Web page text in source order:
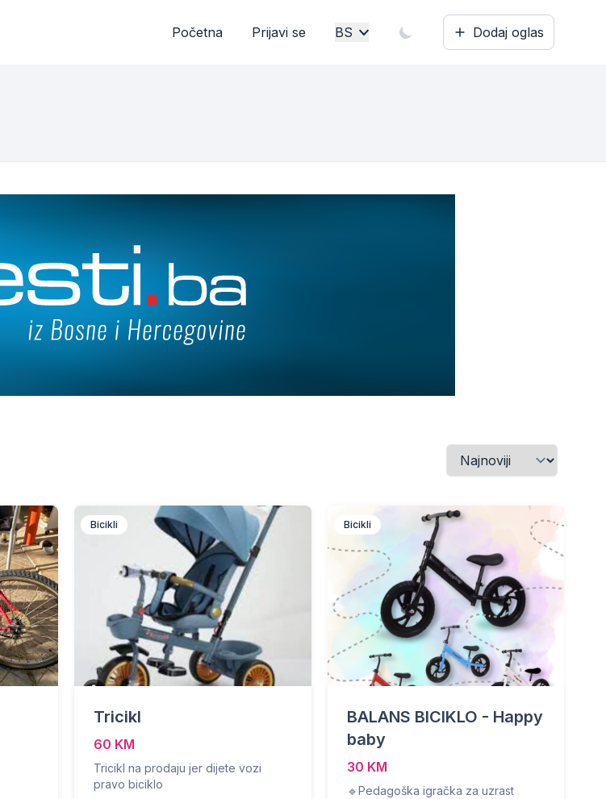
Početna Prijavi se BS Dodaj oglas
Bicikli
Tricikl
60 KM
Tricikl na prodaju jer dijete vozi
pravo biciklo
Bicikli
BALANS BICIKLO - Happy
baby
30 KM
🔹Pedagoška igračka za uzrast